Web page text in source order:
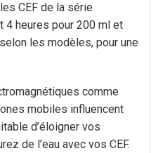
CEF de la série
4 heures pour 200 ml et
les modèles, pour une
comme
mobiles influencent
d’éloigner vos
de l’eau avec vos CEF.